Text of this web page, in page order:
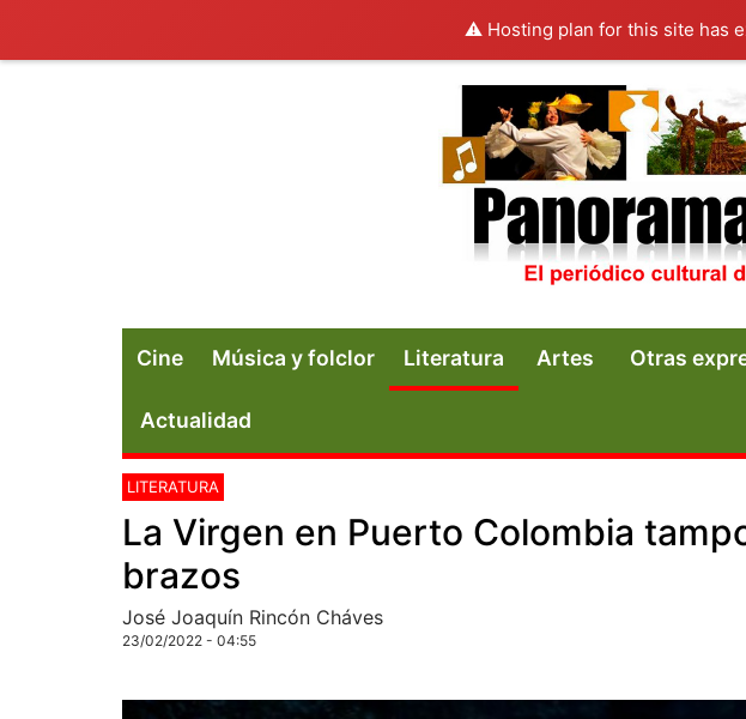
⚠️ Hosting plan for this site has
Cine Música y folclor Literatura Artes Otras
Actualidad
LITERATURA
La Virgen en Puerto Colombia
brazos
José Joaquín Rincón Cháves
23/02/2022 - 04:55